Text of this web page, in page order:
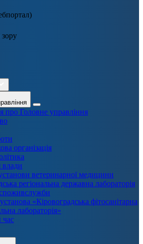
про Головне управління
організація
ветеринарної медицини
регіональна державна лабораторія
«Кіровоградська фітосанітарна
лабораторія»